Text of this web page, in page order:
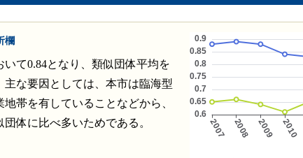
欄
いて0.84となり、類似団体平均を
主な要因としては、本市は臨海型
帯を有していることなどから、
体に比べ多いためである。